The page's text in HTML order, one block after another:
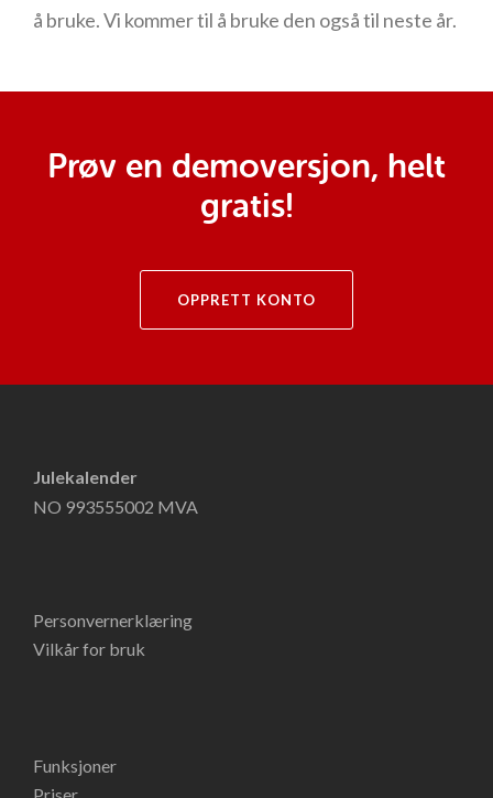
å bruke. Vi kommer til å bruke den også til neste år.
Prøv en demoversjon, helt
gratis!
OPPRETT KONTO
Julekalender
NO 993555002 MVA
Personvernerklæring
Vilkår for bruk
Funksjoner